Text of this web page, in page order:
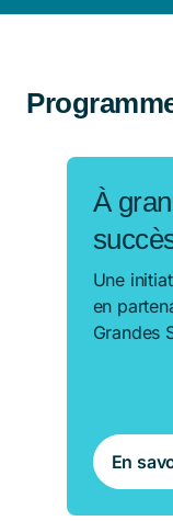
À
Une
en
Grandes
En